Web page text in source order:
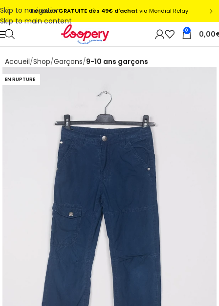
Skip to navigation
Skip to main content
0 0,00
Accueil Shop Garçons 9-10 ans garçons
EN RUPTURE